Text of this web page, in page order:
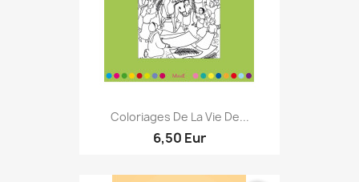
Coloriages De La Vie De...
6,50 Eur